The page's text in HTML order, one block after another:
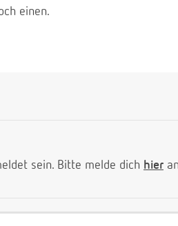
einen.
sein. Bitte melde dich hier